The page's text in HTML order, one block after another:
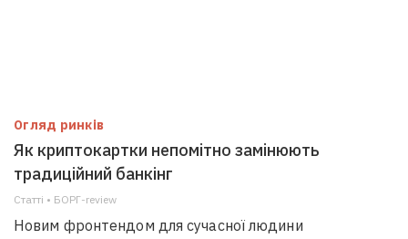
Огляд ринків
Як криптокартки непомітно замінюють
традиційний банкінг
Статті • БОРГ-review
Новим фронтендом для сучасної людини